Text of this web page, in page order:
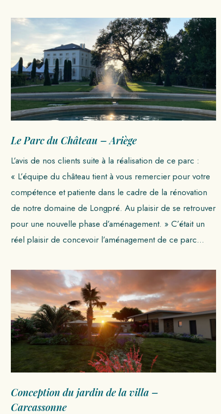
Le Parc du Château – Ariège
L’avis de nos clients suite à la réalisation de ce parc :
« L’équipe du château tient à vous remercier pour votre
compétence et patiente dans le cadre de la rénovation
de notre domaine de Longpré. Au plaisir de se retrouver
pour une nouvelle phase d’aménagement. » C’était un
réel plaisir de concevoir l’aménagement de ce parc…
Conception du jardin de la villa –
Carcassonne